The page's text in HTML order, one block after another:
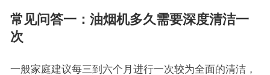
常见问答一：油烟机多久需要深度清洁一
次
一般家庭建议每三到六个月进行一次较为全面的清洁，